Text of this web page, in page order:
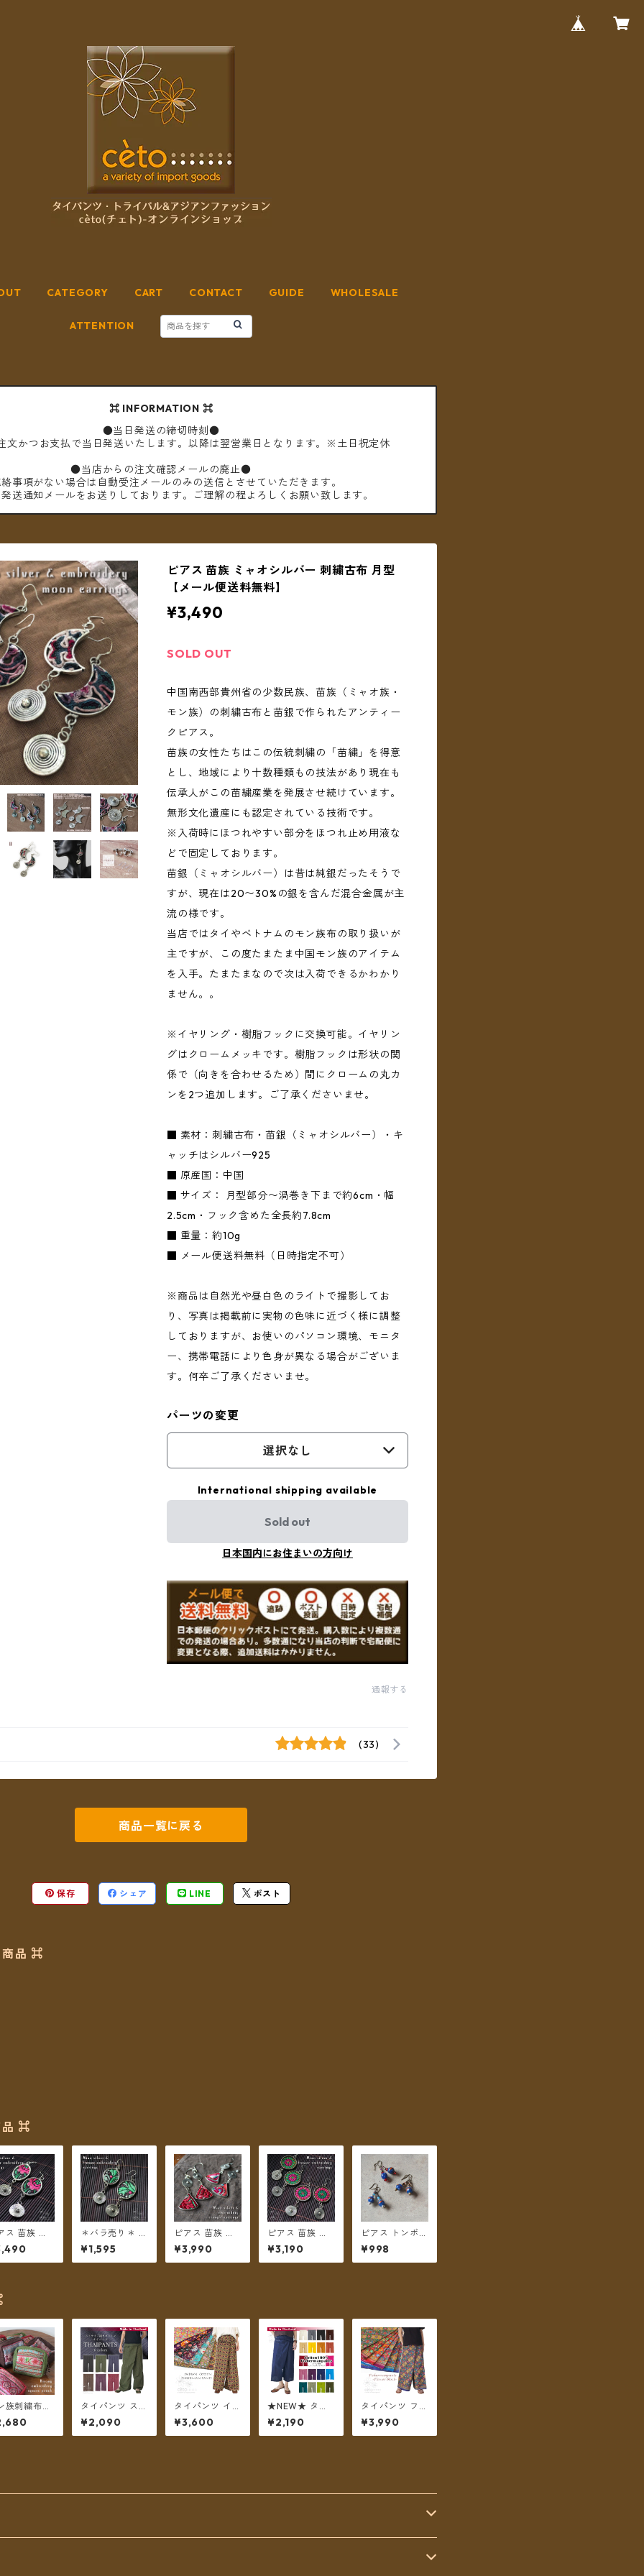
CATEGORY CART CONTACT GUIDE WHOLESALE
ATTENTION
⌘ INFORMATION ⌘
●当日発送の締切時刻●
文かつお支払で当日発送いたします。以降は翌営業日となります。※土日祝定休
●当店からの注文確認メールの廃止●
事項がない場合は自動受注メールのみの送信とさせていただきます。
送通知メールをお送りしております。ご理解の程よろしくお願い致します。
ピアス 苗族 ミャオシルバー 刺繍古布 月型
【メール便送料無料】
¥3,490
SOLD OUT
中国南西部貴州省の少数民族、苗族（ミャオ族・
モン族）の刺繍古布と苗銀で作られたアンティー
クピアス。
苗族の女性たちはこの伝統刺繍の「苗繍」を得意
とし、地域により十数種類もの技法があり現在も
伝承人がこの苗繍産業を発展させ続けています。
無形文化遺産にも認定されている技術です。
※入荷時にほつれやすい部分をほつれ止め用液な
どで固定しております。
苗銀（ミャオシルバー）は昔は純銀だったそうで
すが、現在は20〜30%の銀を含んだ混合金属が主
流の様です。
当店ではタイやベトナムのモン族布の取り扱いが
主ですが、この度たまたま中国モン族のアイテム
を入手。たまたまなので次は入荷できるかわかり
ません。。
※イヤリング・樹脂フックに交換可能。イヤリン
グはクロームメッキです。樹脂フックは形状の関
係で（向きを合わせるため）間にクロームの丸カ
ンを2つ追加します。ご了承くださいませ。
■ 素材：刺繍古布・苗銀（ミャオシルバー）・キ
ャッチはシルバー925
■ 原産国：中国
■ サイズ： 月型部分〜渦巻き下まで約6cm・幅
2.5cm・フック含めた全長約7.8cm
■ 重量：約10g
■ メール便送料無料（日時指定不可）
※商品は自然光や昼白色のライトで撮影してお
り、写真は掲載前に実物の色味に近づく様に調整
しておりますが、お使いのパソコン環境、モニタ
ー、携帯電話により色身が異なる場合がございま
す。何卒ご了承くださいませ。
パーツの変更
選択なし
International shipping available
Sold out
日本国内にお住まいの方向け
通報する
(33)
商品一覧に戻る
保存 シェア LINE ポスト
商品 ⌘
品 ⌘
ス 苗族 ミ
シルバー 刺
楕円型 ピ
系 【メール
＊バラ売り＊ ピ
アス 苗族 ミャ
オシルバー 刺繍
布 楕円型 グリ
¥1,595
ピアス 苗族 ミ
ャオシルバー 刺
繍古布 三角形
【メール便送料
¥3,990
ピアス 苗族 ミ
ャオシルバー フ
ラワー刺繍 丸型
【メール便送料
¥3,190
ピアス トンボ玉
ブルー 【メール
便送料無料】
¥998
族刺繍布と
くりコット
スクエアポ
＊メール便
タイパンツ スト
ライプコットン
ポケット付き ロ
ング丈 6カラー
¥2,090
タイパンツ イン
ド綿 インド更紗
no.8 花柄プリン
トいろいろ 7タ
¥3,600
★NEW★ タイ
パンツ コットン
無地 ポケット付
き ミディアム丈
¥2,190
タイパンツ フラ
ワーブロックプ
リント 6カラー
リゾパン ロング
¥3,990